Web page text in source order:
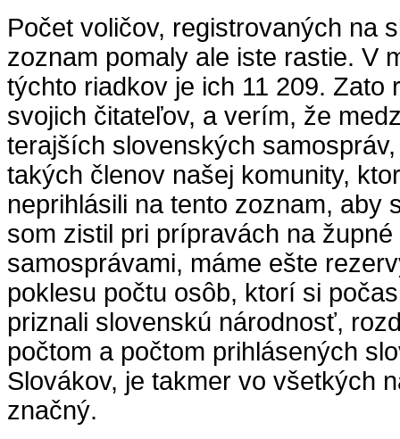
Počet voličov, registrovaných na
zoznam pomaly ale iste rastie. V
týchto riadkov je ich 11 209. Zato
svojich čitateľov, a verím, že
terajších slovenských
takých členov našej komunity,
neprihlásili na tento zoznam, aby
som zistil pri prípravách na
samosprávami, máme ešte
poklesu počtu osôb, ktorí si
priznali slovenskú národnosť,
počtom a počtom prihlásených
Slovákov, je takmer vo všetkých
značný.